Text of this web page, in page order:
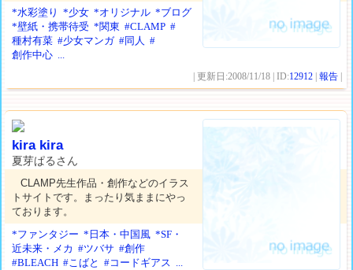
*水彩塗り
*少女 *オリジナル *ブログ
*壁紙・携帯待受 *関東 #CLAMP #
種村有菜 #少女マンガ #同人 #
創作中心 ...
| 更新日:2008/11/18 | ID:12912 |報告
kira kira
夏芽ぱるさん
CLAMP先生作品・創作などのイラス
トサイトです。まったり気ままにやっ
ております。
*ファンタジー *日本・中国風 *SF・
近未来・メカ #ツバサ #創作
#BLEACH #こばと #コードギアス ...